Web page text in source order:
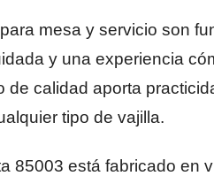
mesa y servicio son
y una experiencia
de calidad aporta
tipo de vajilla.
85003 está fabricado en